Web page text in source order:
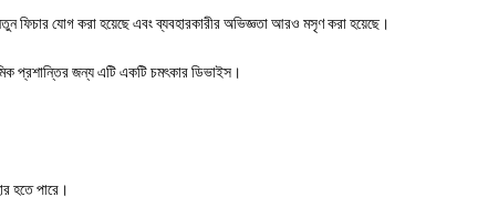
ফিচার যোগ করা হয়েছে এবং ব্যবহারকারীর অভিজ্ঞতা আরও মসৃণ করা হয়েছে।
প্রশান্তির জন্য এটি একটি চমৎকার ডিভাইস।
হতে পারে।